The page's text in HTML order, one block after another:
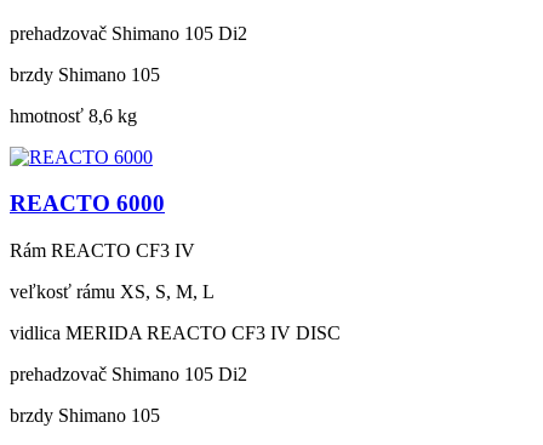
prehadzovač Shimano 105 Di2
brzdy Shimano 105
hmotnosť 8,6 kg
REACTO 6000
Rám REACTO CF3 IV
veľkosť rámu XS, S, M, L
vidlica MERIDA REACTO CF3 IV DISC
prehadzovač Shimano 105 Di2
brzdy Shimano 105